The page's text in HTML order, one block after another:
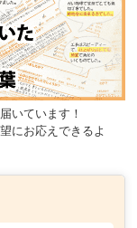
いています！
にお応えできるよ